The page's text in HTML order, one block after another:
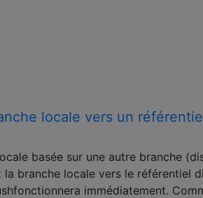
locale vers un
basée sur une autre branche
branche locale vers le référentiel
immédiatement.